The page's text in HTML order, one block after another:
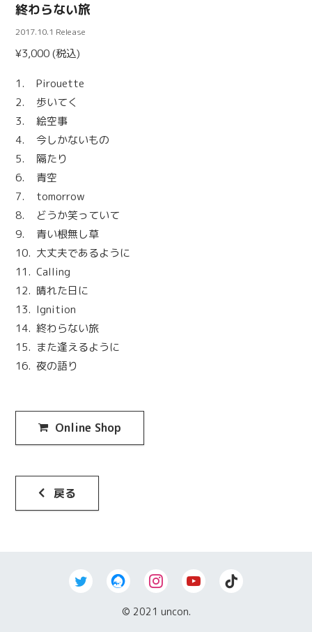
終わらない旅
2017.10.1 Release
¥3,000 (税込)
Pirouette
歩いてく
絵空事
今しかないもの
隔たり
青空
tomorrow
どうか笑っていて
青い根無し草
大丈夫であるように
Calling
晴れた日に
Ignition
終わらない旅
また逢えるように
夜の語り
Online Shop
戻る
© 2021 uncon.